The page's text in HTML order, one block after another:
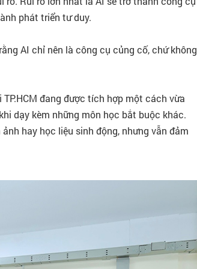
phát triển tư duy.
AI chỉ nên là công cụ củng cố, chứ không
đang được tích hợp một cách vừa
dạy kèm những môn học bắt buộc khác.
hay học liệu sinh động, nhưng vẫn đảm